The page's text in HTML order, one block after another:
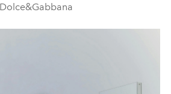
Dolce&Gabbana